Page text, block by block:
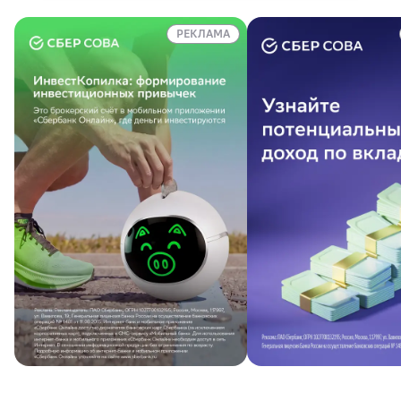
внутренний блок работает на уровне 19–
25 дБ — это громкость шёпота. У
мобильных кондиционеров шум
начинается от 45 дБ, и такой звук может
мешать сну.
Не покупайте в пик жары.
В разгар
сезона цены выше, а на монтаж очередь в
недели. Чтобы купить кондиционер
недорого и установить его без ожидания,
берите технику весной или ранней
осенью.
Разберитесь, что входит в монтаж.В
смете должно быть вакуумирование, а не
продувка фреоном, и трасса нужной
длины (базовые 5 метров обычно входят,
РЕКЛАМА